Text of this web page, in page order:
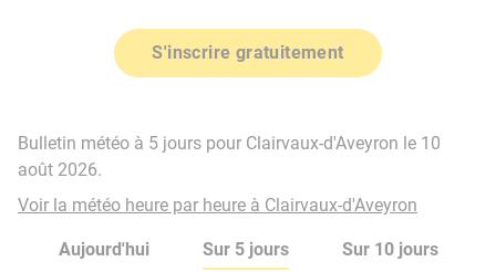
S'inscrire gratuitement
Bulletin météo à 5 jours pour Clairvaux-d'Aveyron le 10
août 2026.
Voir la météo heure par heure à Clairvaux-d'Aveyron
Aujourd'hui Sur 5 jours Sur 10 jours